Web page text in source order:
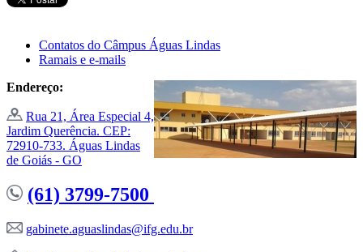
Contatos do Câmpus Águas Lindas
Ramais e e-mails
Endereço:
Rua 21, Área Especial 4,
Jardim Querência. CEP:
72910-733. Águas Lindas
de Goiás - GO
(61) 3799-7500
gabinete.aguaslindas@ifg.edu.br